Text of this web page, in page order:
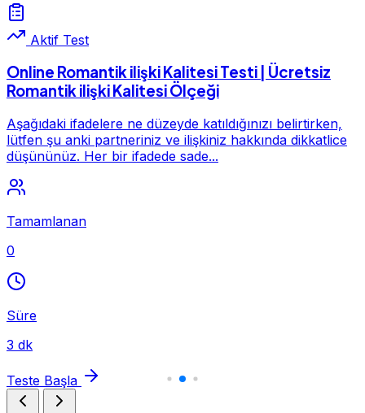
Aktif Test
Online Romantik ilişki Kalitesi Testi | Ücretsiz
Romantik ilişki Kalitesi Ölçeği
Aşağıdaki ifadelere ne düzeyde katıldığınızı belirtirken,
lütfen şu anki partneriniz ve ilişkiniz hakkında dikkatlice
düşününüz. Her bir ifadede sade...
Tamamlanan
0
Süre
3 dk
Teste Başla